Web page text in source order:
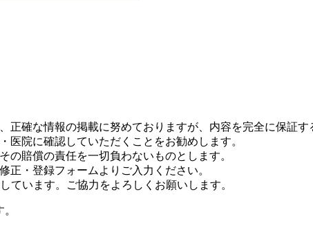
確な情報の掲載に努めておりますが、内容を完全に保証す
院に確認していただくことをお勧めします。
賠償の責任を一切負わないものとします。
正・登録フォームよりご入力ください。
ています。ご協力をよろしくお願いします。